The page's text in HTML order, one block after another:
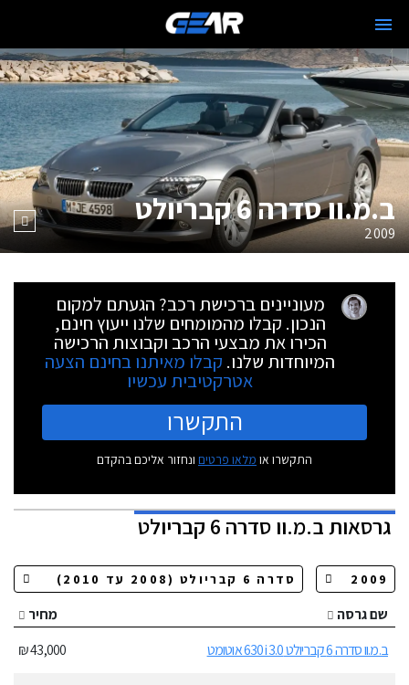
ב.מ.וו סדרה 6 קבריולט
2009
מעוניינים ברכישת רכב? הגעתם למקום
הנכון. קבלו מהמומחים שלנו ייעוץ חינם,
הכירו את מבצעי הרכב וקבוצות הרכישה
המיוחדות שלנו. קבלו מאיתנו בחינם הצעה
אטרקטיבית עכשיו
התקשרו
התקשרו או מלאו פרטים ונחזור אליכם בהקדם
גרסאותב.מ.וו סדרה 6 קבריולט
שם גרסה
מחיר
ב.מ.וו סדרה 6 קבריולט 630i 3.0 אוטומט
43,000 ₪